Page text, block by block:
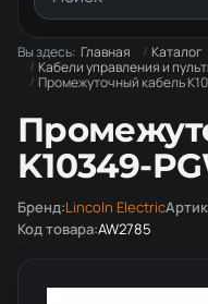
Вы здесь: Главная Каталог
Кабели управления и
Промежуточный кабель
K10349-
Бренд:Lincoln Electric
Код товара:AW2785